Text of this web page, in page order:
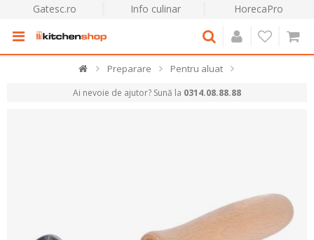
Gatesc.ro Info culinar HorecaPro
Preparare Pentru aluat
Ai nevoie de ajutor? Sună la 0314.08.88.88